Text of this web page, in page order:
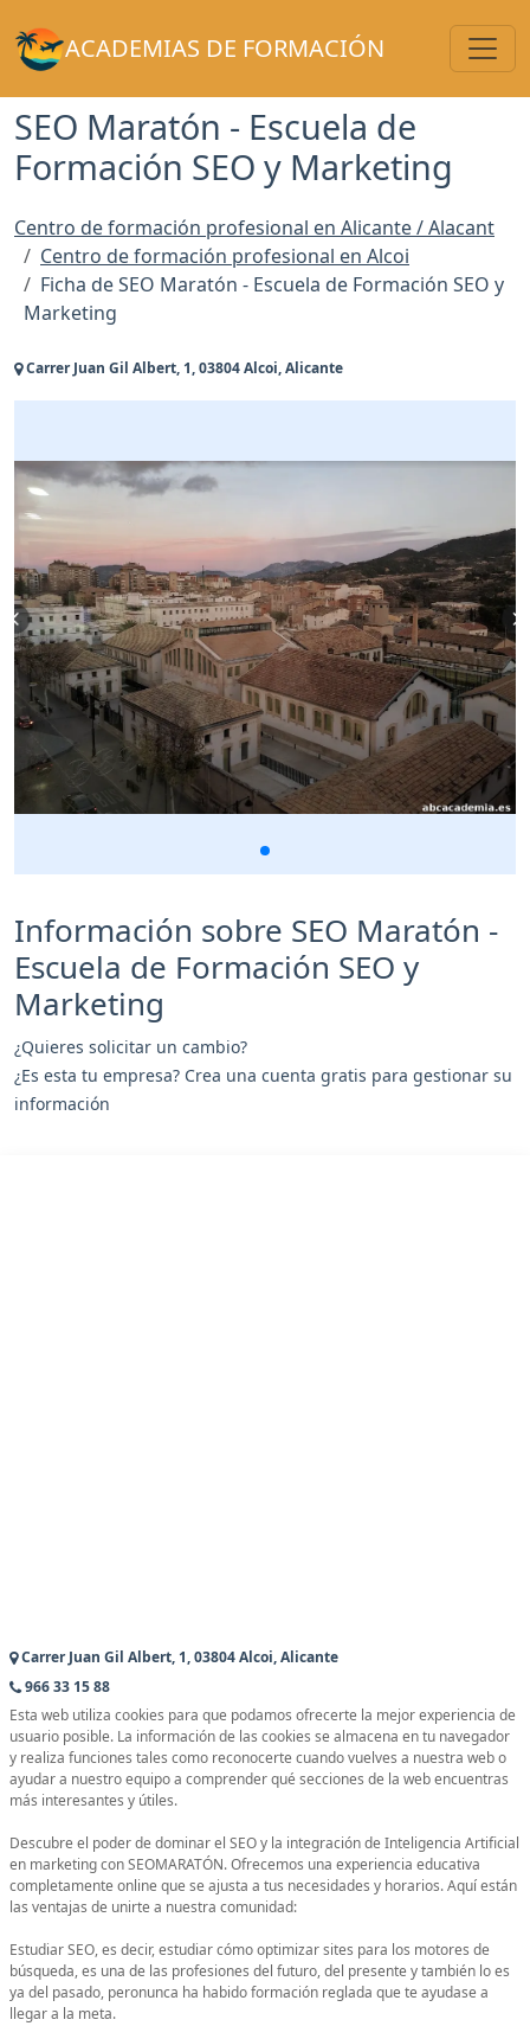
ACADEMIAS DE FORMACIÓN
SEO Maratón - Escuela de
Formación SEO y Marketing
Centro de formación profesional en Alicante / Alacant
Centro de formación profesional en Alcoi
Ficha de SEO Maratón - Escuela de Formación SEO y
Marketing
Carrer Juan Gil Albert, 1, 03804 Alcoi, Alicante
Información sobre SEO Maratón -
Escuela de Formación SEO y
Marketing
¿Quieres solicitar un cambio?
¿Es esta tu empresa? Crea una cuenta gratis para gestionar su
información
Carrer Juan Gil Albert, 1, 03804 Alcoi, Alicante
966 33 15 88
Esta web utiliza cookies para que podamos ofrecerte la mejor experiencia de
usuario posible. La información de las cookies se almacena en tu navegador
y realiza funciones tales como reconocerte cuando vuelves a nuestra web o
ayudar a nuestro equipo a comprender qué secciones de la web encuentras
más interesantes y útiles.
Descubre el poder de dominar el SEO y la integración de Inteligencia Artificial
en marketing con SEOMARATÓN. Ofrecemos una experiencia educativa
completamente online que se ajusta a tus necesidades y horarios. Aquí están
las ventajas de unirte a nuestra comunidad:
Estudiar SEO, es decir, estudiar cómo optimizar sites para los motores de
búsqueda, es una de las profesiones del futuro, del presente y también lo es
ya del pasado, peronunca ha habido formación reglada que te ayudase a
llegar a la meta.